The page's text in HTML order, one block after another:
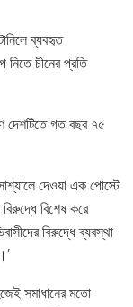
ব্যবহৃত
চীনের প্রতি
দেশটিতে গত বছর ৭৫
দেওয়া এক পোস্টে
বিশেষ করে
বিরুদ্ধে ব্যবস্থা
সমাধানের মতো